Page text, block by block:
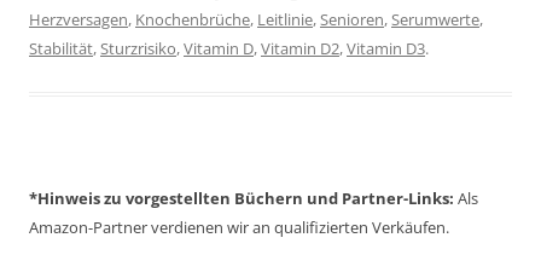
Herzversagen, Knochenbrüche, Leitlinie,Senioren,Serumwerte,
Stabilität,Sturzrisiko,Vitamin D,Vitamin D2,Vitamin D3.
*Hinweis zu vorgestellten Büchern und Partner-Links: Als
Amazon-Partner verdienen wir an qualifizierten Verkäufen.